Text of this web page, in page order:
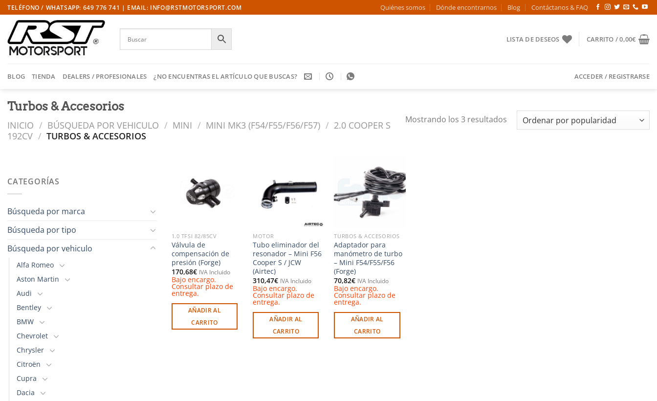
Saltar
al
contenido
TELÉFONO / WHATSAPP: 649 776 741 | EMAIL: INFO@RSTMOTORSPORT.COM Quiénes somos Dónde encontrarnos Blog Contáctanos & FAQ
LISTA DE DESEOS CARRITO /0,00€
BLOG TIENDA DEALERS / PROFESIONALES ¿NO ENCUENTRAS EL ARTÍCULO QUE BUSCAS? ACCEDER / REGISTRARSE
Turbos & Accesorios
INICIO / BÚSQUEDA POR VEHICULO / MINI / MINI MK3 (F54/F55/F56/F57) / 2.0 COOPER S
192CV / TURBOS & ACCESORIOS
Mostrando los 3 resultadosOrdenado
por
CATEGORÍAS
Búsqueda por marca
Búsqueda por tipo
Búsqueda por vehiculo
Alfa Romeo
Aston Martin
Audi
Bentley
BMW
Chevrolet
Chrysler
Citroën
Cupra
Dacia
Añadir
lista de
deseos
1.0 TFSI 82/85CV
Válvula de
compensación de
presión (Forge)
170,68€ IVA Incluido
Bajo encargo.
Consultar plazo de
entrega.
AÑADIR AL
CARRITO
Añadir
a la
MOTOR
Tubo eliminador del
resonador – Mini F56
Cooper S / JCW
(Airtec)
310,47€ IVA Incluido
Bajo encargo.
Consultar plazo de
entrega.
AÑADIR AL
CARRITO
Añadir
a la
lista de
deseos
TURBOS & ACCESORIOS
Adaptador para
manómetro de turbo
– Mini F54/F55/F56
(Forge)
70,82€ IVA Incluido
Bajo encargo.
Consultar plazo de
entrega.
AÑADIR AL
CARRITO